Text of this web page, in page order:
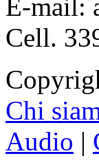
E-mail:
Cell.
Chi
Audio |